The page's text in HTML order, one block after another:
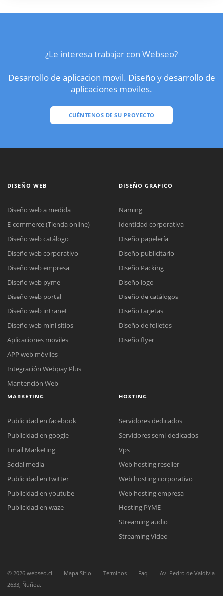
¿Le interesa trabajar con Webseo?
Desarrollo de aplicacion movil. Diseño y desarrollo de
aplicaciones moviles.
CUÉNTENOS DE SU PROYECTO
Reunión online
Nuestros ejecutivos le enviarán un correo electrónico con el enlace a
Meet para la reunión online.
Cotización
Chat Online
Todos nuestros ejecutivos están fuera de línea. Complete el formulario
DISEÑO WEB
Diseño web a medida
E-commerce (Tienda online)
Diseño web catálogo
Diseño web corporativo
Diseño web empresa
Diseño web pyme
Diseño web portal
Diseño web intranet
Diseño web mini sitios
Aplicaciones moviles
APP web móviles
Integración Webpay Plus
Mantención Web
DISEÑO GRAFICO
Naming
Identidad corporativa
Diseño papelería
Diseño publicitario
Diseño Packing
Diseño logo
Diseño de catálogos
Diseño tarjetas
Diseño de folletos
Diseño flyer
MARKETING
Publicidad en facebook
Publicidad en google
Email Marketing
Social media
Publicidad en twitter
Publicidad en youtube
Publicidad en waze
HOSTING
Servidores dedicados
Servidores semi-dedicados
Vps
Web hosting reseller
Web hosting corporativo
Web hosting empresa
Hosting PYME
Streaming audio
Streaming Video
© 2026 webseo.cl Mapa Sitio Terminos Faq
Av. Pedro de Valdivia
2633, Ñuñoa.